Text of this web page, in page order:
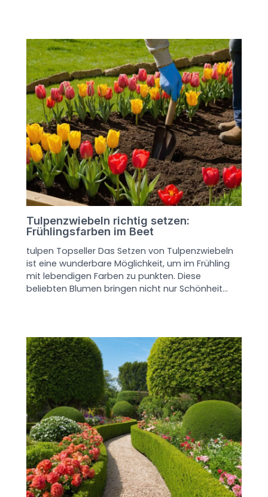
Tulpenzwiebeln richtig setzen:
Frühlingsfarben im Beet
tulpen Topseller Das Setzen von Tulpenzwiebeln
ist eine wunderbare Möglichkeit, um im Frühling
mit lebendigen Farben zu punkten. Diese
beliebten Blumen bringen nicht nur Schönheit…